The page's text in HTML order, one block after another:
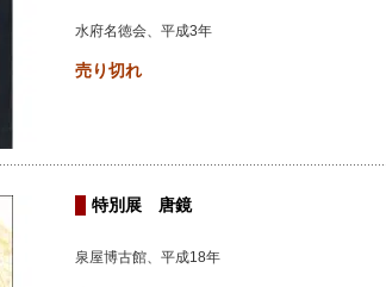
水府名徳会、平成3年
売り切れ
特別展 唐鏡
泉屋博古館、平成18年